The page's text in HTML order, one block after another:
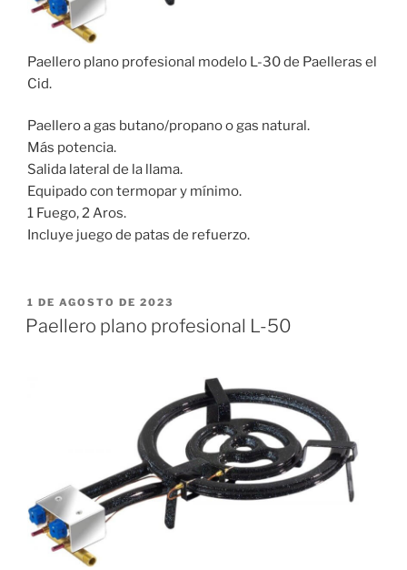
Paellero plano profesional modelo L-30 de Paelleras el
Cid.
Paellero a gas butano/propano o gas natural.
Más potencia.
Salida lateral de la llama.
Equipado con termopar y mínimo.
1 Fuego, 2 Aros.
Incluye juego de patas de refuerzo.
PUBLICADO
EL
1 DE AGOSTO DE 2023
Paellero plano profesional L-50